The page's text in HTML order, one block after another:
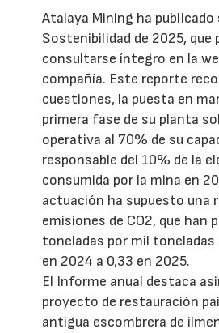
Atalaya Mining ha
Sostenibilidad de 2025, que
consultarse íntegro en la
compañía. Este reporte
cuestiones, la puesta en
primera fase de su planta
operativa al 70% de su
responsable del 10% de la
consumida por la mina en
actuación ha supuesto una
emisiones de CO2, que han
toneladas por mil toneladas
en 2024 a 0,33 en 2025.
El Informe anual destaca
proyecto de restauración
antigua escombrera de